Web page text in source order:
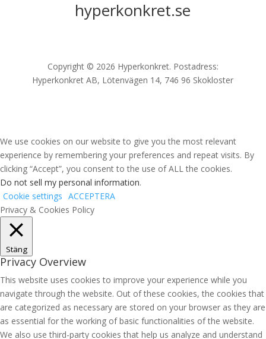
hyperkonkret.se
Copyright © 2026 Hyperkonkret. Postadress:
Hyperkonkret AB, Lötenvägen 14, 746 96 Skokloster
We use cookies on our website to give you the most relevant
experience by remembering your preferences and repeat visits. By
clicking “Accept”, you consent to the use of ALL the cookies.
Do not sell my personal information.
Cookie settings ACCEPTERA
Privacy & Cookies Policy
Stäng
Privacy Overview
This website uses cookies to improve your experience while you
navigate through the website. Out of these cookies, the cookies that
are categorized as necessary are stored on your browser as they are
as essential for the working of basic functionalities of the website.
We also use third-party cookies that help us analyze and understand